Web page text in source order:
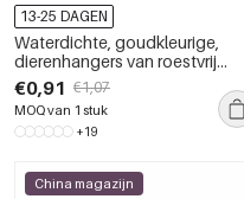
13-25 DAGEN
Waterdichte, goudkleurige,
dierenhangers van roestvrij
staal
€0,91 €1,07
MOQ van 1 stuk
+19
China magazijn